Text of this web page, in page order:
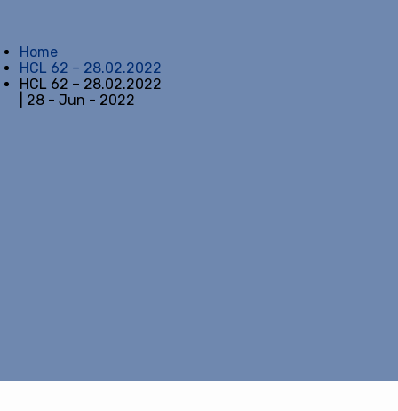
Home
HCL 62 – 28.02.2022
HCL 62 – 28.02.2022
| 28 - Jun - 2022